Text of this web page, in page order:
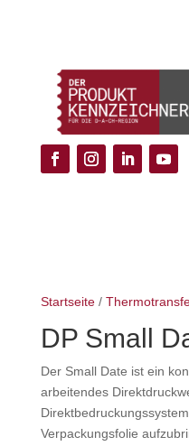
Startseite/
DP Small
Der Small Date ist ein
arbeitendes
Verpackungsfolie